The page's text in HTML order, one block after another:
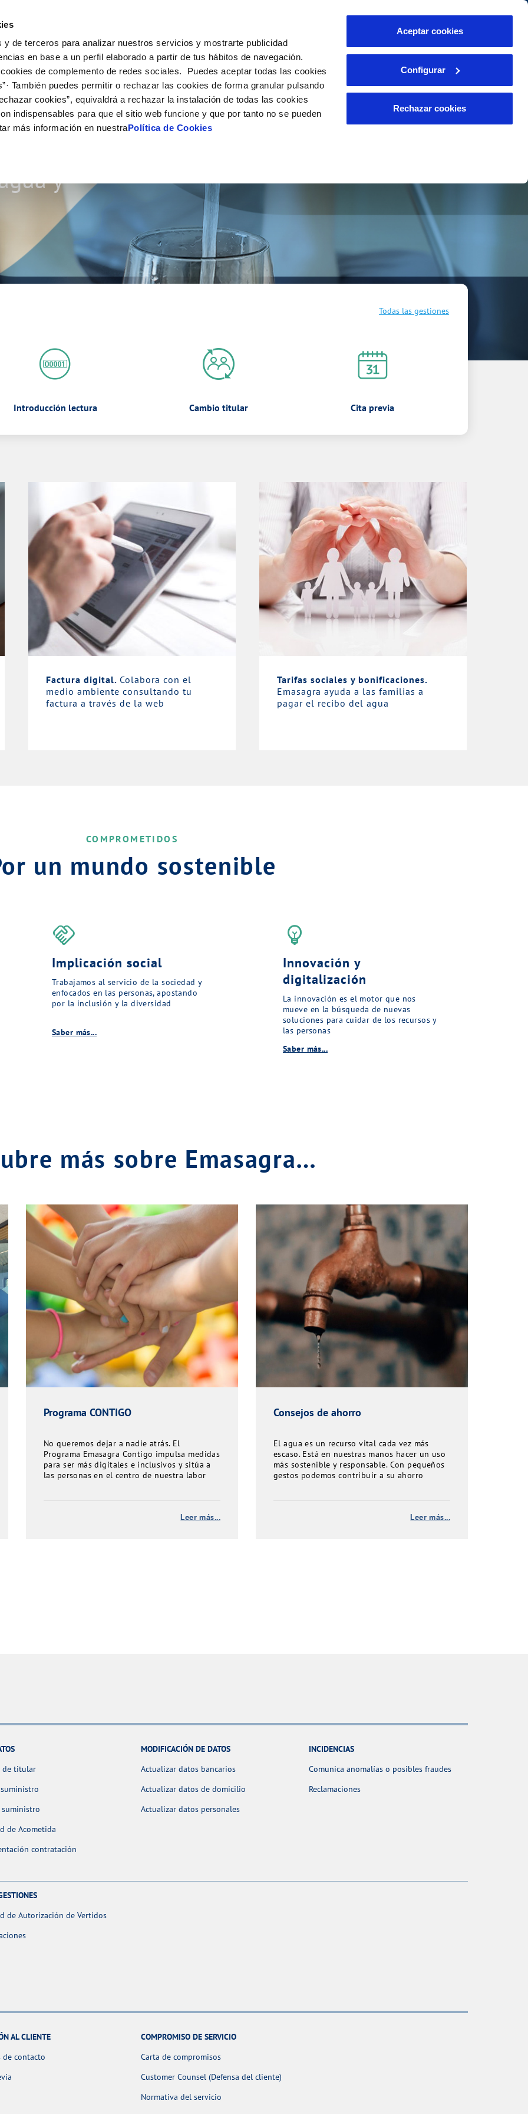
de terceros para analizar nuestros servicios y mostrarte publicidad
en base a un perfil elaborado a partir de tus hábitos de navegación.
de complemento de redes sociales. Puedes aceptar todas las cookies
También puedes permitir o rechazar las cookies de forma granular pulsando
cookies”, equivaldrá a rechazar la instalación de todas las cookies
indispensables para que el sitio web funcione y que por tanto no se pueden
más información en nuestraPolítica de Cookies
Aceptar cookies
Configurar
Rechazar cookies
de titular
de suministro
MODIFICACIÓN DE DATOS
Actualizar datos bancarios
Actualizar datos de domicilio
INCIDENCIAS
Comunica anomalías o posibles
Tu Servicio
AL CLIENTE
contacto
COMPROMISO DE SERVICIO
Carta de compromisos
Customer Counsel (Defensa del cliente)
Tu Agua
del agua
CUIDADOS DEL AGUA
Consejos de ahorro
Conócenos
DE GESTIÓN Y CERTIFICADOS
PERFIL DEL CONTRATANTE
Plataforma de contratación del sector
público
Proveedores Responsables
PORTAL DE TRANSPARENCIA
Nuestros compromisos
y
Todas las gestiones
Introducción lectura Cambio titular Cita previa
Factura digital. Colabora con el
medio ambiente consultando tu
factura a través de la web
Tarifas sociales y bonificaciones.
Emasagra ayuda a las familias a
pagar el recibo del agua
COMPROMETIDOS
un mundo sostenible
handshake
Implicación social
Trabajamos al servicio de la sociedad y
enfocados en las personas, apostando
por la inclusión y la diversidad
Saber más...
emoji_objects
Innovación y
digitalización
La innovación es el motor que nos
mueve en la búsqueda de nuevas
soluciones para cuidar de los recursos y
las personas
Saber más...
más sobre Emasagra…
Programa CONTIGO
No queremos dejar a nadie atrás. El
Programa Emasagra Contigo impulsa medidas
para ser más digitales e inclusivos y sitúa a
las personas en el centro de nuestra labor
Leer más...
Consejos de ahorro
El agua es un recurso vital cada vez más
escaso. Está en nuestras manos hacer un uso
más sostenible y responsable. Con pequeños
gestos podemos contribuir a su ahorro
Leer más...
de titular
suministro
de Acometida
contratación
MODIFICACIÓN DE DATOS
Actualizar datos bancarios
Actualizar datos de domicilio
Actualizar datos personales
INCIDENCIAS
Comunica anomalías o posibles fraudes
Reclamaciones
de Autorización de Vertidos
AL CLIENTE
de contacto
COMPROMISO DE SERVICIO
Carta de compromisos
Customer Counsel (Defensa del cliente)
Normativa del servicio